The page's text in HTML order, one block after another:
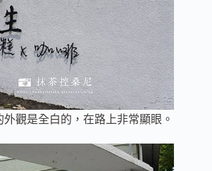
外觀是全白的，在路上非常顯眼。